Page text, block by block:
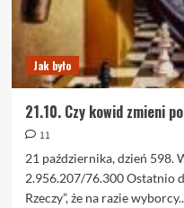
Jak było
21.10. Czy kowid zmieni
11
21 października, dzień 598.
2.956.207/76.300 Ostatnio
Rzeczy”, że na razie